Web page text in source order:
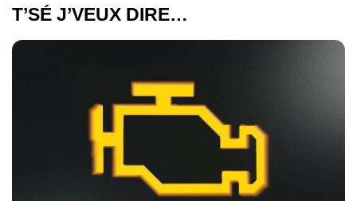
T’SÉ J’VEUX DIRE…